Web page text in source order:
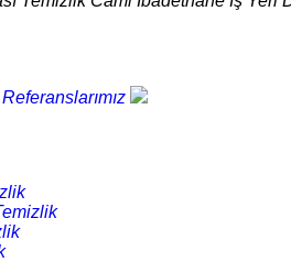
Referanslarımız